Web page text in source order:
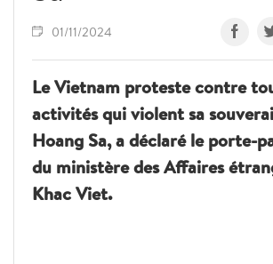
01/11/2024
Le Vietnam proteste contre
activités qui violent sa
Hoang Sa, a déclaré le porte-
du ministère des Affaires
Khac Viet.